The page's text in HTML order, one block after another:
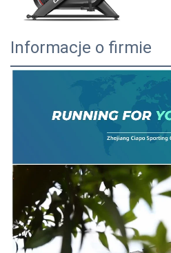
Informacje o firmie